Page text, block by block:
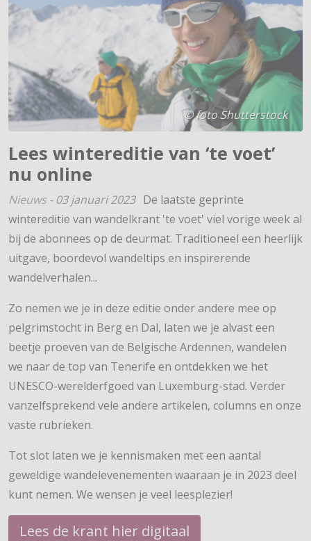
© foto Shutterstock
Lees wintereditie van ‘te voet’
nu online
Nieuws - 03 januari 2023 De laatste geprinte
wintereditie van wandelkrant 'te voet' viel vorige week al
bij de abonnees op de deurmat. Traditioneel een heerlijk
uitgave, boordevol wandeltips en inspirerende
wandelverhalen...
Zo nemen we je in deze editie onder andere mee op
pelgrimstocht in Berg en Dal, laten we je alvast een
beetje proeven van de Belgische Ardennen, wandelen
we naar de top van Tenerife en ontdekken we het
UNESCO-werelderfgoed van Luxemburg-stad. Verder
vanzelfsprekend vele andere artikelen, columns en onze
vaste rubrieken.
Tot slot laten we je kennismaken met een aantal
geweldige wandelevenementen waaraan je in 2023 deel
kunt nemen. We wensen je veel leesplezier!
Lees de krant hier digitaal